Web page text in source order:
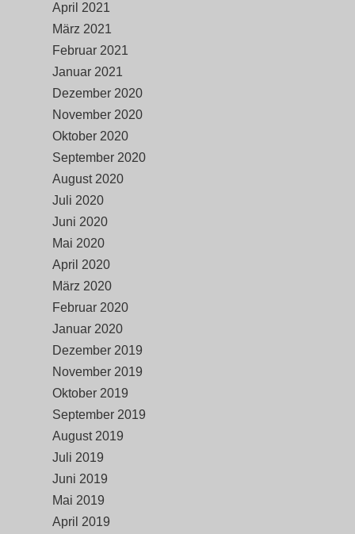
April 2021
März 2021
Februar 2021
Januar 2021
Dezember 2020
November 2020
Oktober 2020
September 2020
August 2020
Juli 2020
Juni 2020
Mai 2020
April 2020
März 2020
Februar 2020
Januar 2020
Dezember 2019
November 2019
Oktober 2019
September 2019
August 2019
Juli 2019
Juni 2019
Mai 2019
April 2019